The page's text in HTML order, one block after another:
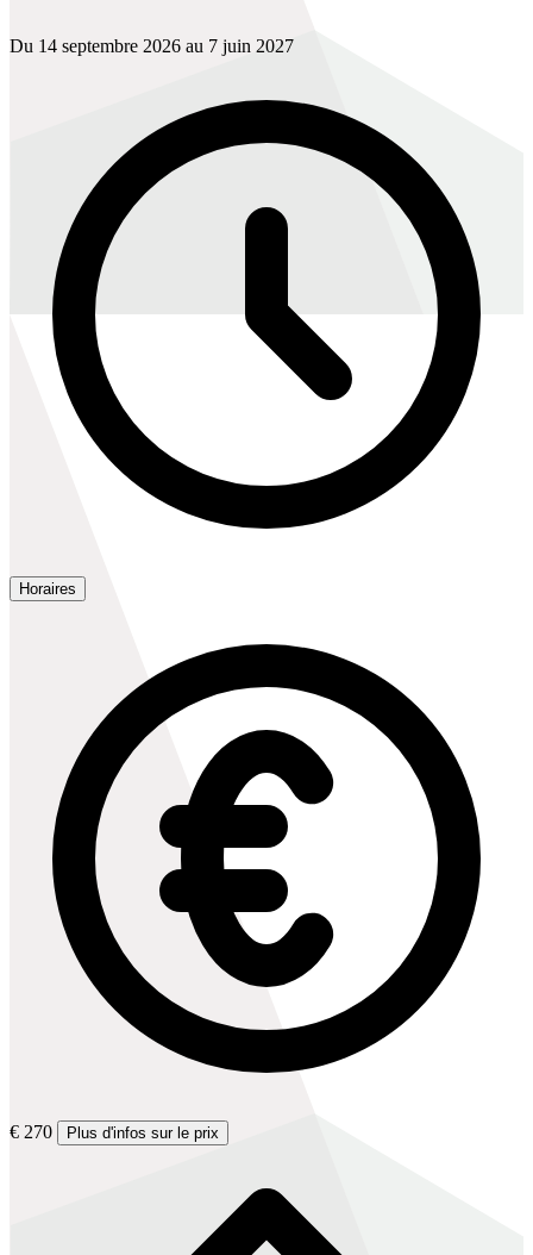
Du 14 septembre 2026 au 7 juin 2027
Horaires
€ 270 Plus d'infos sur le prix